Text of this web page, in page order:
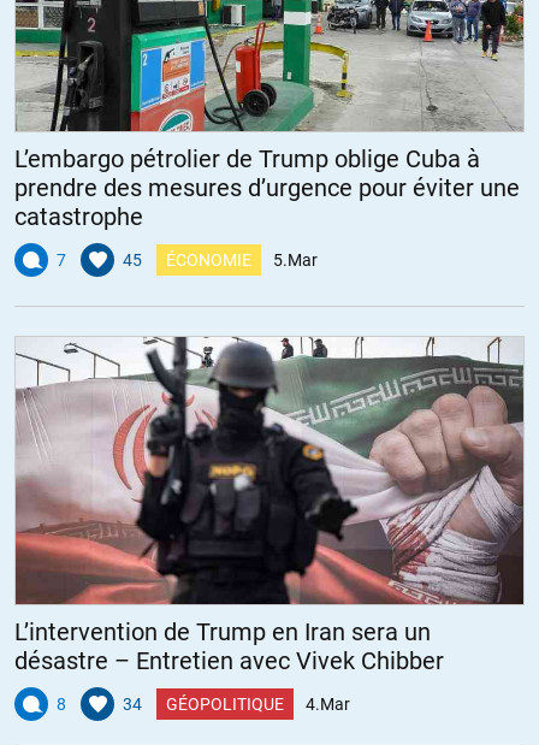
L’embargo pétrolier de Trump oblige Cuba à
prendre des mesures d’urgence pour éviter une
catastrophe
7 45 ÉCONOMIE 5.Mar
L’intervention de Trump en Iran sera un
désastre – Entretien avec Vivek Chibber
8 34 GÉOPOLITIQUE 4.Mar